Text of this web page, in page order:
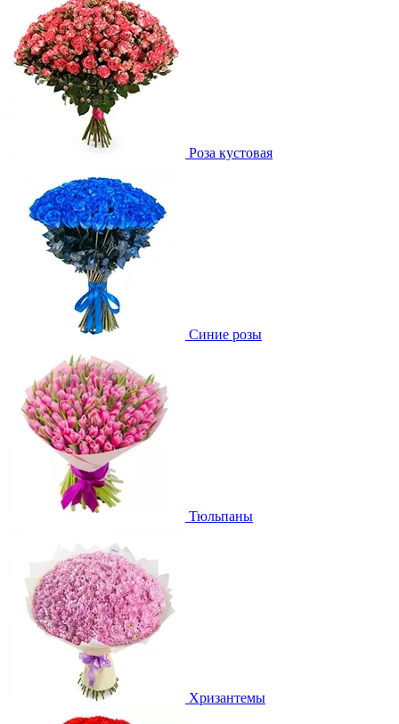
Роза кустовая
Синие розы
Тюльпаны
Хризантемы